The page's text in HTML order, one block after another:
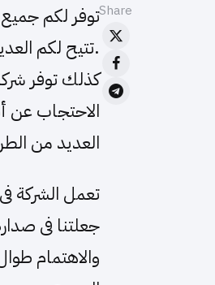
Shareتوفر لكم
.تتيح لكم
كذلك توفر
الاحتجاب عن
العديد من
تعمل الشركة
جعلتنا فى
والاهتمام